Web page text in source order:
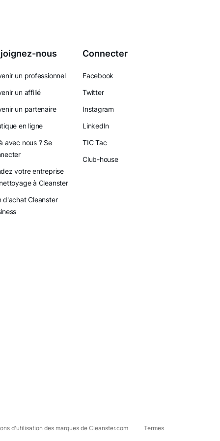
nous
un professionnel
un affilié
un partenaire
en ligne
avec nous ? Se
votre entreprise
à Cleanster
d'achat Cleanster
Connecter
Facebook
Twitter
Instagram
LinkedIn
TIC Tac
Club-house
d'utilisation des marques de Cleanster.com Termes